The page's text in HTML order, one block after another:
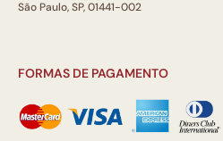
São Paulo, SP, 01441-002
FORMAS DE PAGAMENTO